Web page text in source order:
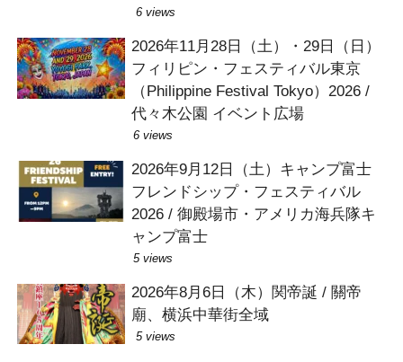
6 views
2026年11月28日（土）・29日（日）
フィリピン・フェスティバル東京
（Philippine Festival Tokyo）2026 /
代々木公園 イベント広場
6 views
2026年9月12日（土）キャンプ富士
フレンドシップ・フェスティバル
2026 / 御殿場市・アメリカ海兵隊キ
ャンプ富士
5 views
2026年8月6日（木）関帝誕 / 關帝
廟、横浜中華街全域
5 views